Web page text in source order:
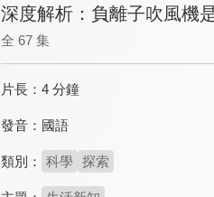
深度解析：負離子吹風機
全 67 集
片長： 4 分鐘
發音： 國語
類別： 科學 探索